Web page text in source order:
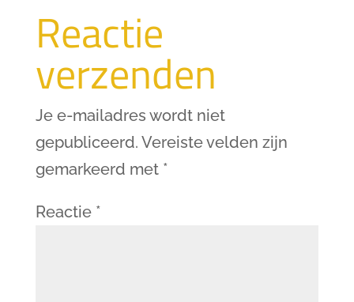
Reactie
verzenden
Je e-mailadres wordt niet
gepubliceerd. Vereiste velden zijn
gemarkeerd met *
Reactie *